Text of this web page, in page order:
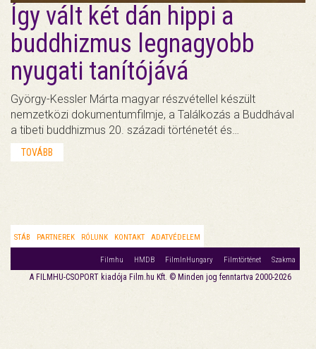
Így vált két dán hippi a
buddhizmus legnagyobb
nyugati tanítójává
György-Kessler Márta magyar részvétellel készült
nemzetközi dokumentumfilmje, a Találkozás a Buddhával
a tibeti buddhizmus 20. századi történetét és…
TOVÁBB
STÁB PARTNEREK RÓLUNK KONTAKT ADATVÉDELEM
Filmhu HMDB FilmInHungary Filmtörténet Szakma
A FILMHU-CSOPORT kiadója Film.hu Kft. © Minden jog fenntartva 2000-2026